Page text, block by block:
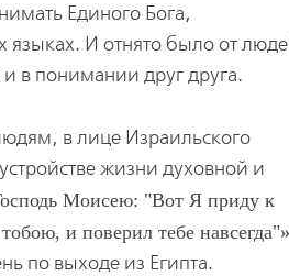
Единого Бога,
И отнято было от
в понимании друг друга.
в лице Израильского
жизни духовной и
Моисею: "Вот Я приду к
и поверил тебе навсегда"
по выходе из Египта.